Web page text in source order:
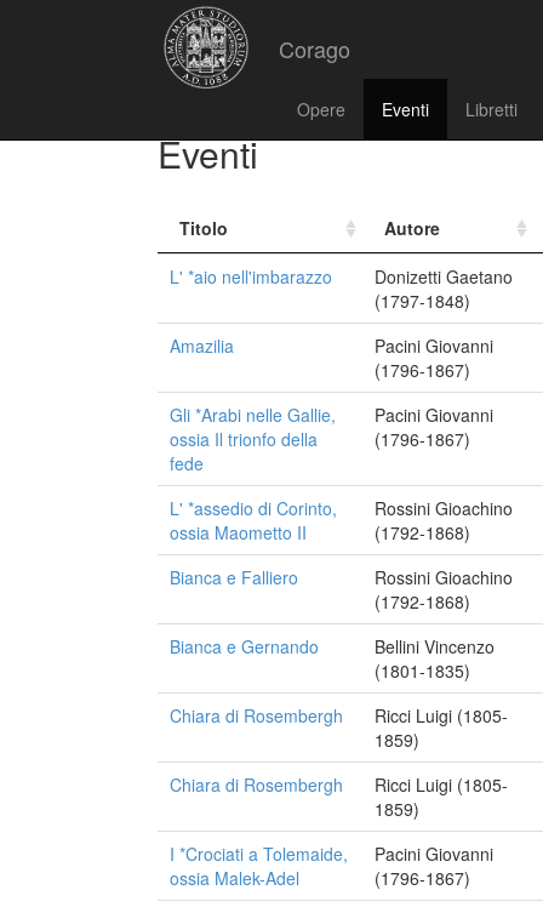
Corago
Opere Eventi Libretti
Eventi
Titolo
Autore
L' *aio nell'imbarazzo
Donizetti Gaetano
(1797-1848)
Amazilia
Pacini Giovanni
(1796-1867)
Gli *Arabi nelle Gallie,
ossia Il trionfo della
fede
Pacini Giovanni
(1796-1867)
L' *assedio di Corinto,
ossia Maometto II
Rossini Gioachino
(1792-1868)
Bianca e Falliero
Rossini Gioachino
(1792-1868)
Bianca e Gernando
Bellini Vincenzo
(1801-1835)
Chiara di Rosembergh
Ricci Luigi (1805-
1859)
Chiara di Rosembergh
Ricci Luigi (1805-
1859)
I *Crociati a Tolemaide,
ossia Malek-Adel
Pacini Giovanni
(1796-1867)